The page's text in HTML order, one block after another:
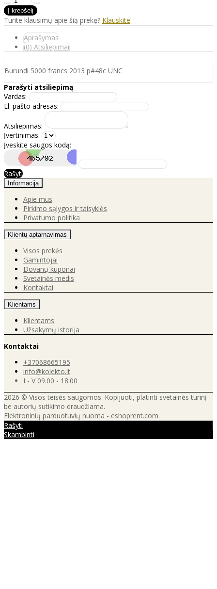
Turite klausimų apie šią prekę? Klauskite
Aprašymas
(0) Atsiliepimai
Burundi 5000 francs 2013 p#48c UNC
Parašyti atsiliepimą
Vardas:
El. pašto adresas:
Atsiliepimas:
Įvertinimas:
Įveskite saugos kodą:
Rašyti
Informacija
Apie mus
Pirkimo sąlygos ir taisyklės
Privatumo politika
Klientų aptarnavimas
Visos prekės
Gamintojai
Dovanų kuponai
Svetainės medis
Kontaktai
Klientams
Klientams
Užsakymų istorija
Kontaktai
+37068665195
info@kolekto.lt
I - V 09.00 - 18.00
2026 © Visos teisės saugomos. Kopijuoti, platinti svetainės turinį
be autorių sutikimo draudžiama.
Elektroninių parduotuvių nuoma - eshoprent.com
Rašyti
Skambinti